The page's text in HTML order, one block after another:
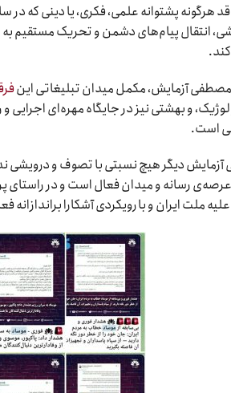
پشتوانه علمی، فکری، یا دینی که
آزمایش، مکمل میدان تبلیغاتی این
و بهشتی نیز در جایگاه مهره‌ای
است.
دیگر هیچ نسبتی با تصوف و درویشی
رسانه و میدان فعال است و در راستای
ملت ایران و با رویکردی آشکارا براندازانه